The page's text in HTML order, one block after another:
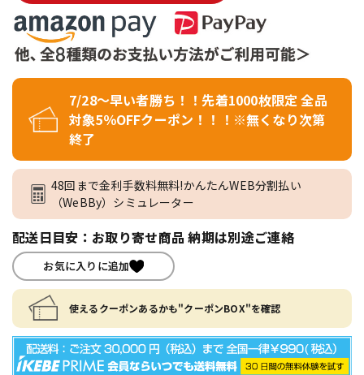
7/28～早い者勝ち！！先着1000枚限定 全品
対象5％OFFクーポン！！！※無くなり次第
終了
48回まで金利手数料無料!かんたんWEB分割払い
（WeBBy）シミュレーター
配送日目安：お取り寄せ商品 納期は別途ご連絡
お気に入りに追加
使えるクーポンあるかも"クーポンBOX"を確認